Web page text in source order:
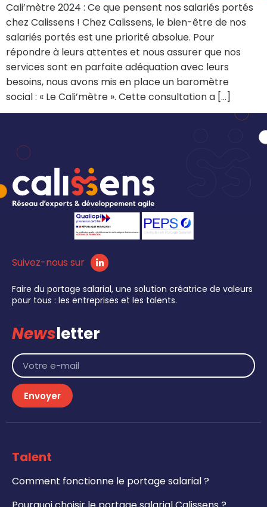
Cali’mètre 2024 : Ce que pensent nos salariés portés
chez Calissens ! Chez Calissens, le bien-être de nos
salariés portés est une priorité absolue. Pour
répondre à leurs attentes et nous assurer que nos
services sont en parfaite adéquation avec leurs
besoins, nous avons mis en place un baromètre
social : « Le Cali’mètre ». Cette consultation a […]
Suivez-nous sur
Faire du portage salarial, une solution créatrice de valeurs
pour tous : les entreprises et les talents.
Newsletter
Envoyer
Talent
Comment fonctionne le portage salarial ?